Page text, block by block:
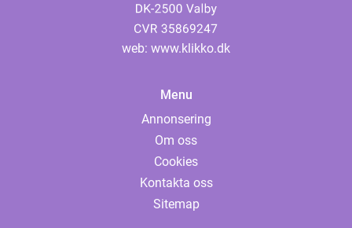
web: www.klikko.dk
Menu
Annonsering
Om oss
Cookies
Kontakta oss
Sitemap